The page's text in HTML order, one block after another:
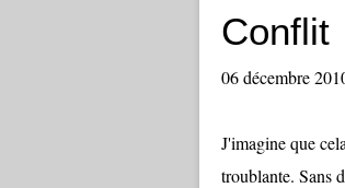
Conflit
06 décembre
J'imagine que
troublante. Sans